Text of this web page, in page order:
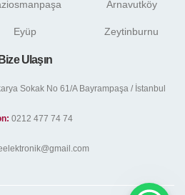
Eyüp
Arnavutköy
Zeytinburnu
Ulaşın
Sokak No 61/A Bayrampaşa / İstanbul
0212 477 74 74